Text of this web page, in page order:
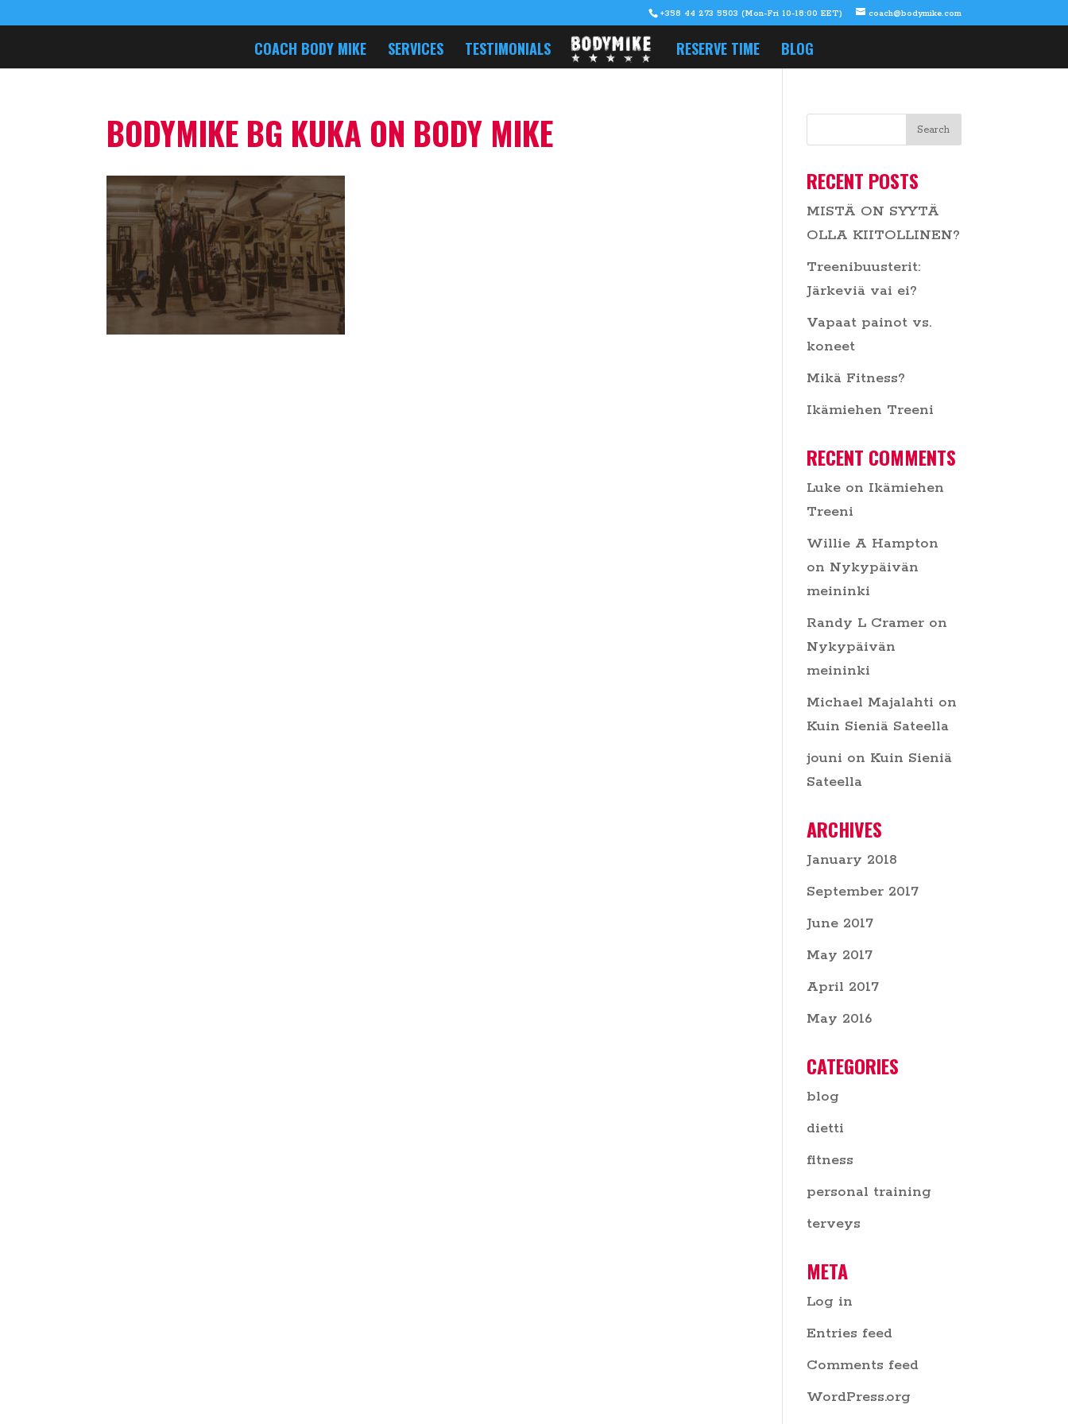
+358 44 273 5503 (Mon-Fri 10-18:00 EET) coach@bodymike.com
COACH BODY MIKE SERVICES TESTIMONIALS RESERVE TIME BLOG
BODYMIKE BG KUKA ON BODY MIKE
RECENT POSTS
MISTÄ ON SYYTÄ
OLLA KIITOLLINEN?
Treenibuusterit:
Järkeviä vai ei?
Vapaat painot vs.
koneet
Mikä Fitness?
Ikämiehen Treeni
RECENT COMMENTS
Luke on Ikämiehen
Treeni
Willie A Hampton
on Nykypäivän
meininki
Randy L Cramer on
Nykypäivän
meininki
Michael Majalahti on
Kuin Sieniä Sateella
jouni on Kuin Sieniä
Sateella
ARCHIVES
January 2018
September 2017
June 2017
May 2017
April 2017
May 2016
CATEGORIES
blog
dietti
fitness
personal training
terveys
META
Log in
Entries feed
Comments feed
WordPress.org